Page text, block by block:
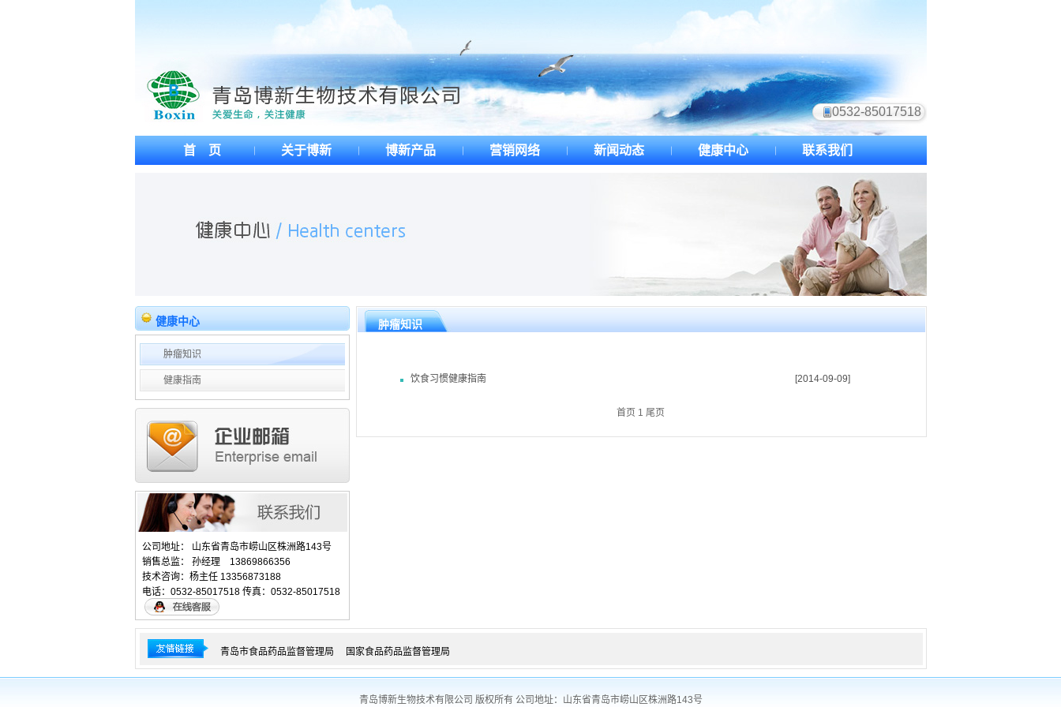
0532-85017518
首 页 关于博新 博新产品 营销网络 新闻动态 健康中心 联系我们
健康中心
肿瘤知识
健康指南
公司地址： 山东省青岛市崂山区株洲路143号
销售总监： 孙经理 13869866356
技术咨询：杨主任 13356873188
电话：0532-85017518 传真：0532-85017518
肿瘤知识
饮食习惯健康指南 [2014-09-09]
首页 1 尾页
青岛市食品药品监督管理局 国家食品药品监督管理局
青岛博新生物技术有限公司 版权所有 公司地址：山东省青岛市崂山区株洲路143号